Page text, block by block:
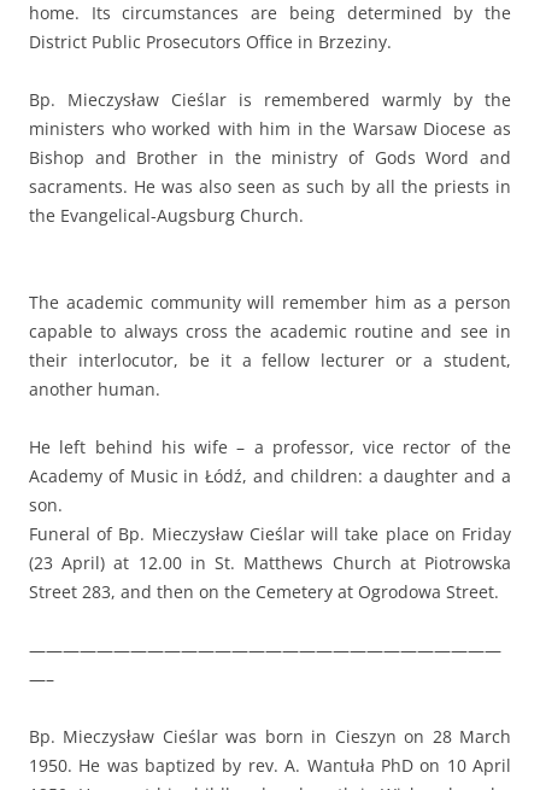
home. Its circumstances are being determined by the
District Public Prosecutors Office in Brzeziny.
Bp. Mieczysław Cieślar is remembered warmly by the
ministers who worked with him in the Warsaw Diocese as
Bishop and Brother in the ministry of Gods Word and
sacraments. He was also seen as such by all the priests in
the Evangelical-Augsburg Church.
The academic community will remember him as a person
capable to always cross the academic routine and see in
their interlocutor, be it a fellow lecturer or a student,
another human.
He left behind his wife – a professor, vice rector of the
Academy of Music in Łódź, and children: a daughter and a
son.
Funeral of Bp. Mieczysław Cieślar will take place on Friday
(23 April) at 12.00 in St. Matthews Church at Piotrowska
Street 283, and then on the Cemetery at Ogrodowa Street.
————————————————————————————
—–
Bp. Mieczysław Cieślar was born in Cieszyn on 28 March
1950. He was baptized by rev. A. Wantuła PhD on 10 April